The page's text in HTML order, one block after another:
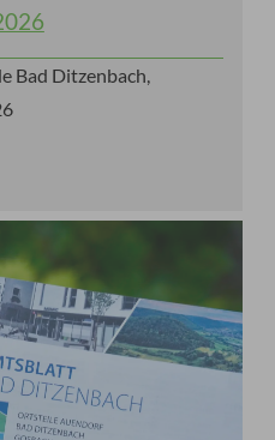
Bad Ditzenbach,